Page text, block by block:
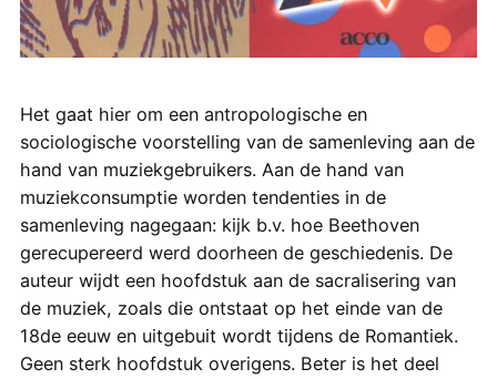
Het gaat hier om een antropologische en
sociologische voorstelling van de samenleving aan de
hand van muziekgebruikers. Aan de hand van
muziekconsumptie worden tendenties in de
samenleving nagegaan: kijk b.v. hoe Beethoven
gerecupereerd werd doorheen de geschiedenis. De
auteur wijdt een hoofdstuk aan de sacralisering van
de muziek, zoals die ontstaat op het einde van de
18de eeuw en uitgebuit wordt tijdens de Romantiek.
Geen sterk hoofdstuk overigens. Beter is het deel